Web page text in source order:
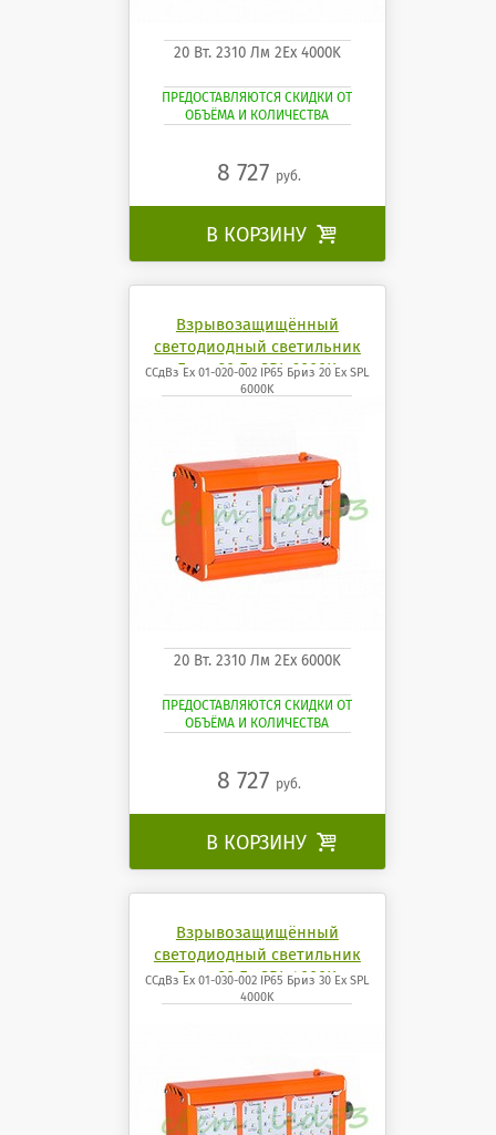
20 Вт. 2310 Лм 2Ех 4000K
ПРЕДОСТАВЛЯЮТСЯ СКИДКИ ОТ
ОБЪЁМА И КОЛИЧЕСТВА
8 727 руб.
В КОРЗИНУ 
Взрывозащищённый
светодиодный светильник
Бриз 20 Ех SPL 6000K
ССдВз Ех 01-020-002 IP65 Бриз 20 Ех SPL
6000K
20 Вт. 2310 Лм 2Ех 6000K
ПРЕДОСТАВЛЯЮТСЯ СКИДКИ ОТ
ОБЪЁМА И КОЛИЧЕСТВА
8 727 руб.
В КОРЗИНУ 
Взрывозащищённый
светодиодный светильник
Бриз 30 Ех SPL 4000K
ССдВз Ех 01-030-002 IP65 Бриз 30 Ех SPL
4000K